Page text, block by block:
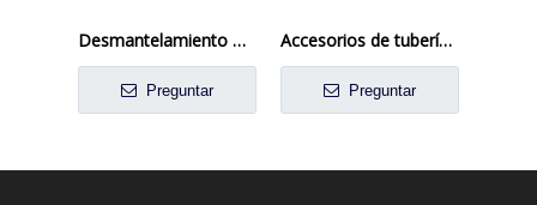
Desmantelamiento metálico flexible de acero inoxidable expansión de expansión Cutsom Color
Preguntar
Accesorios de tubería de metal Juntas de expansión de tubería de vapor fuelles ANSI / BS / JIS / DIN
Preguntar